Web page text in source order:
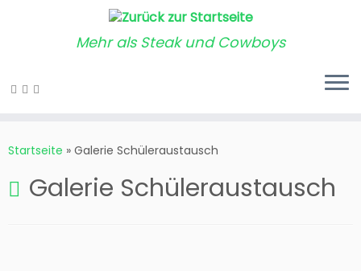
Mehr als Steak und Cowboys
Startseite » Galerie Schüleraustausch
Galerie Schüleraustausch